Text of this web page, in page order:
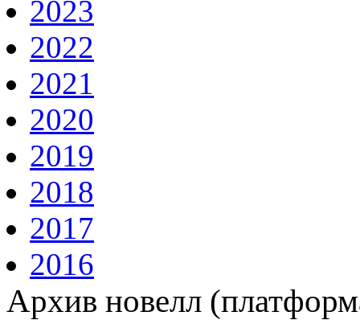
2023
2022
2021
2020
2019
2018
2017
2016
Архив новелл